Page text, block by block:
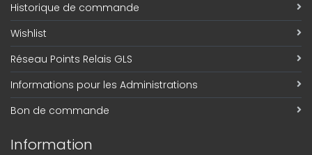
Historique de commande
Wishlist
Réseau Points Relais GLS
Informations pour les Administrations
Bon de commande
Information